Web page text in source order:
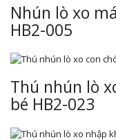
Nhún lò xo
HB2-005
Thú nhún lò
bé HB2-023